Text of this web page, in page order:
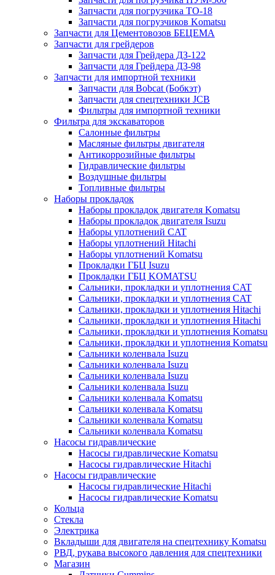
Запчасти для погрузчика ТО-18
Запчасти для погрузчиков Komatsu
Запчасти для Цементовозов БЕЦЕМА
Запчасти для грейдеров
Запчасти для Грейдера ДЗ-122
Запчасти для Грейдера ДЗ-98
Запчасти для импортной техники
Запчасти для Bobcat (Бобкэт)
Запчасти для спецтехники JCB
Фильтры для импортной техники
Фильтра для экскаваторов
Салонные фильтры
Масляные фильтры двигателя
Антикоррозийные фильтры
Гидравлические фильтры
Воздушные фильтры
Топливные фильтры
Наборы прокладок
Наборы прокладок двигателя Komatsu
Наборы прокладок двигателя Isuzu
Наборы уплотнений CAT
Наборы уплотнений Hitachi
Наборы уплотнений Komatsu
Прокладки ГБЦ Isuzu
Прокладки ГБЦ KOMATSU
Сальники, прокладки и уплотнения CAT
Сальники, прокладки и уплотнения CAT
Сальники, прокладки и уплотнения Hitachi
Сальники, прокладки и уплотнения Hitachi
Сальники, прокладки и уплотнения Komatsu
Сальники, прокладки и уплотнения Komatsu
Сальники коленвала Isuzu
Сальники коленвала Isuzu
Сальники коленвала Isuzu
Сальники коленвала Isuzu
Сальники коленвала Komatsu
Сальники коленвала Komatsu
Сальники коленвала Komatsu
Сальники коленвала Komatsu
Насосы гидравлические
Насосы гидравлические Komatsu
Насосы гидравлические Hitachi
Насосы гидравлические
Насосы гидравлические Hitachi
Насосы гидравлические Komatsu
Кольца
Стекла
Электрика
Вкладыши для двигателя на спецтехнику Komatsu
РВД, рукава высокого давления для спецтехники
Магазин